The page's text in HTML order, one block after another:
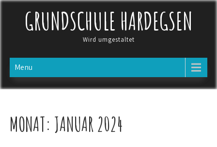
Skip
GRUNDSCHULE HARDEGSEN
Wird umgestaltet
Menu
MONAT: JANUAR 2024